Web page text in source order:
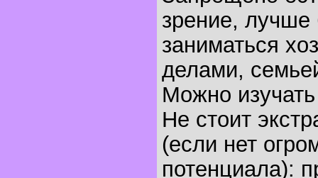
зрение,
заниматься
делами,
Можно
Не стоит
(если нет
потенциала):